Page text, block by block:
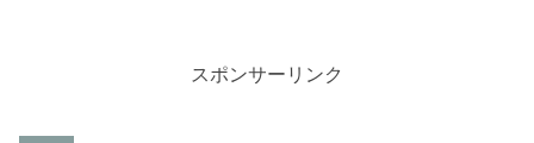
スポンサーリンク